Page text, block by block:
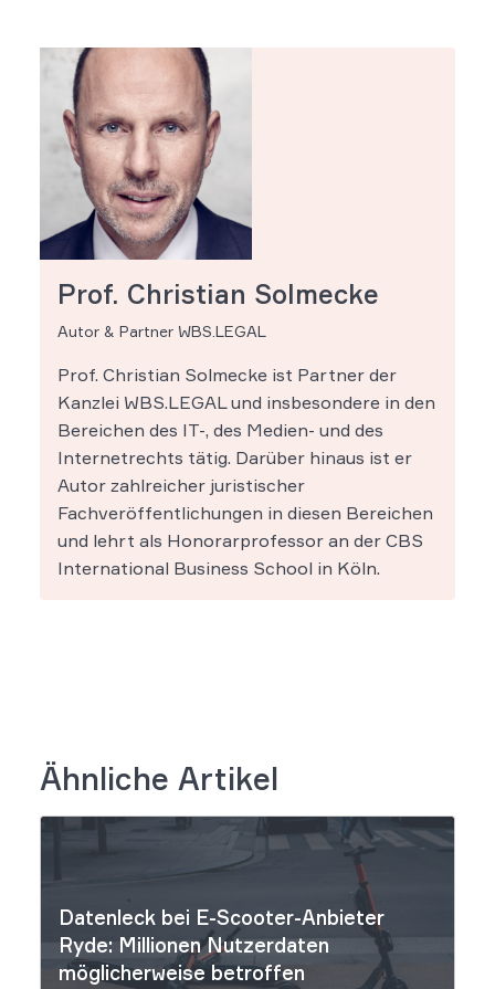
Prof. Christian Solmecke
Autor & Partner WBS.LEGAL
Prof. Christian Solmecke ist Partner der
Kanzlei WBS.LEGAL und insbesondere in den
Bereichen des IT-, des Medien- und des
Internetrechts tätig. Darüber hinaus ist er
Autor zahlreicher juristischer
Fachveröffentlichungen in diesen Bereichen
und lehrt als Honorarprofessor an der CBS
International Business School in Köln.
Ähnliche Artikel
Datenleck bei E-Scooter-Anbieter
Ryde: Millionen Nutzerdaten
möglicherweise betroffen